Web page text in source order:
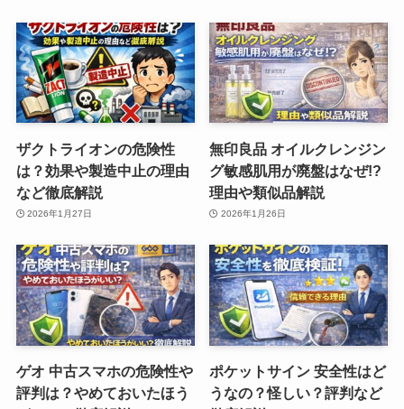
ザクトライオンの危険性
は？効果や製造中止の理由
など徹底解説
2026年1月27日
無印良品 オイルクレンジン
グ敏感肌用が廃盤はなぜ!?
理由や類似品解説
2026年1月26日
ゲオ 中古スマホの危険性や
評判は？やめておいたほう
ポケットサイン 安全性はど
うなの？怪しい？評判など